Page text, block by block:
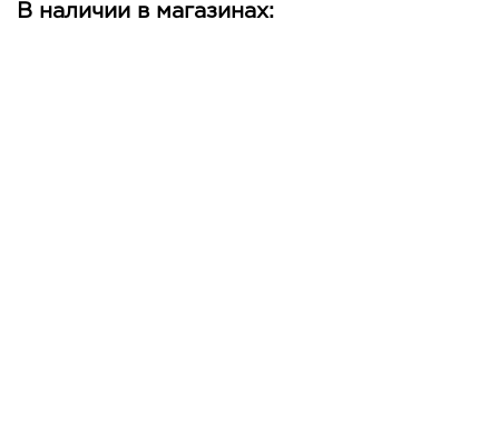
В наличии в магазинах: